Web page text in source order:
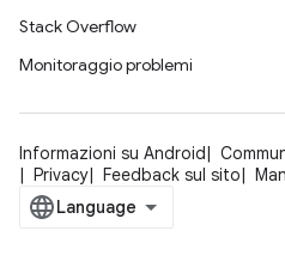
Stack Overflow
Monitoraggio problemi
Informazioni su Android
Privacy
Feedback sul sito